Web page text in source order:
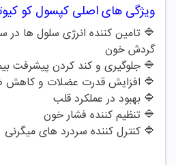
ویژگی های اصلی کپسول کو کیوتن 100 میلی
🔷 تامین کننده انرژی سلول ها در
گردش خون
🔷 جلوگیری و کند کردن پیشرفت
🔷 افزایش قدرت عضلات و
🔷 بهبود در عملکرد قلب
🔷 تنظیم کننده فشار خون
🔷 کنترل کننده سردرد های میگرنی